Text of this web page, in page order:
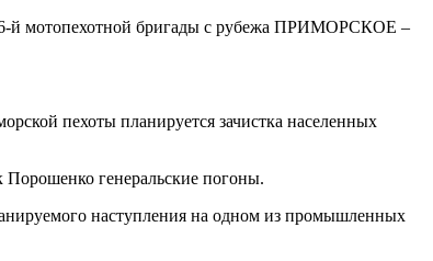
56-й мотопехотной бригады с рубежа ПРИМОРСКОЕ –
пехоты планируется зачистка населенных
Порошенко генеральские погоны.
наступления на одном из промышленных